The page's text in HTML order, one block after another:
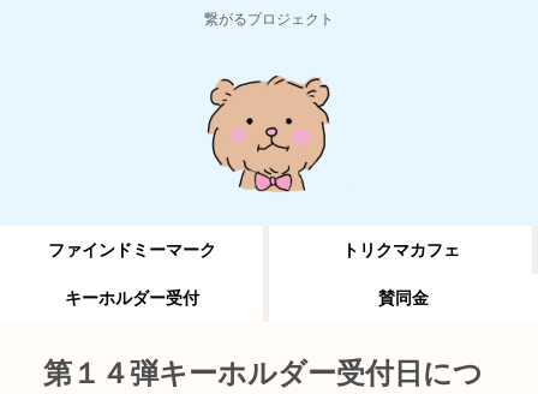
繋がるプロジェクト
ファインドミーマーク トリクマカフェ
キーホルダー受付 賛同金
第１４弾キーホルダー受付日につ